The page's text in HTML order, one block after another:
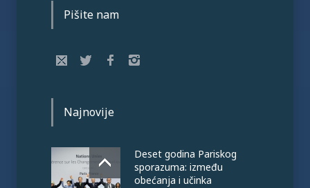
Pišite nam
Najnovije
Deset godina Pariskog
sporazuma: između
obećanja i učinka